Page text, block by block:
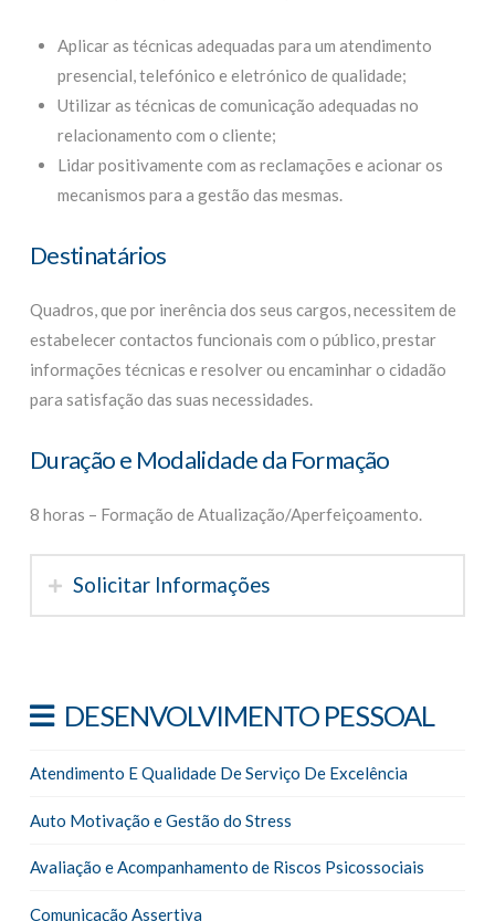
Aplicar as técnicas adequadas para um atendimento
presencial, telefónico e eletrónico de qualidade;
Utilizar as técnicas de comunicação adequadas no
relacionamento com o cliente;
Lidar positivamente com as reclamações e acionar os
mecanismos para a gestão das mesmas.
Destinatários
Quadros, que por inerência dos seus cargos, necessitem de
estabelecer contactos funcionais com o público, prestar
informações técnicas e resolver ou encaminhar o cidadão
para satisfação das suas necessidades.
Duração e Modalidade da Formação
8 horas – Formação de Atualização/Aperfeiçoamento.
Solicitar Informações
DESENVOLVIMENTO PESSOAL
Atendimento E Qualidade De Serviço De Excelência
Auto Motivação e Gestão do Stress
Avaliação e Acompanhamento de Riscos Psicossociais
Comunicação Assertiva